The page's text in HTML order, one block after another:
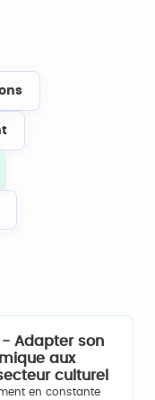
- Adapter son
aux
culturel
en constante